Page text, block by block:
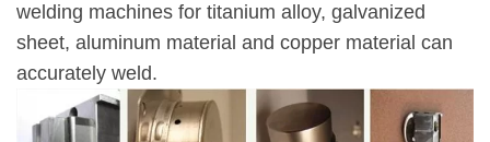
welding machines for titanium alloy, galvanized
sheet, aluminum material and copper material can
accurately weld.